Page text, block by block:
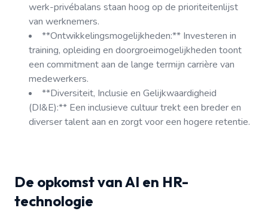
werk-privébalans staan hoog op de prioriteitenlijst
van werknemers.
**Ontwikkelingsmogelijkheden:** Investeren in
training, opleiding en doorgroeimogelijkheden toont
een commitment aan de lange termijn carrière van
medewerkers.
**Diversiteit, Inclusie en Gelijkwaardigheid
(DI&E):** Een inclusieve cultuur trekt een breder en
diverser talent aan en zorgt voor een hogere retentie.
De opkomst van AI en HR-
technologie